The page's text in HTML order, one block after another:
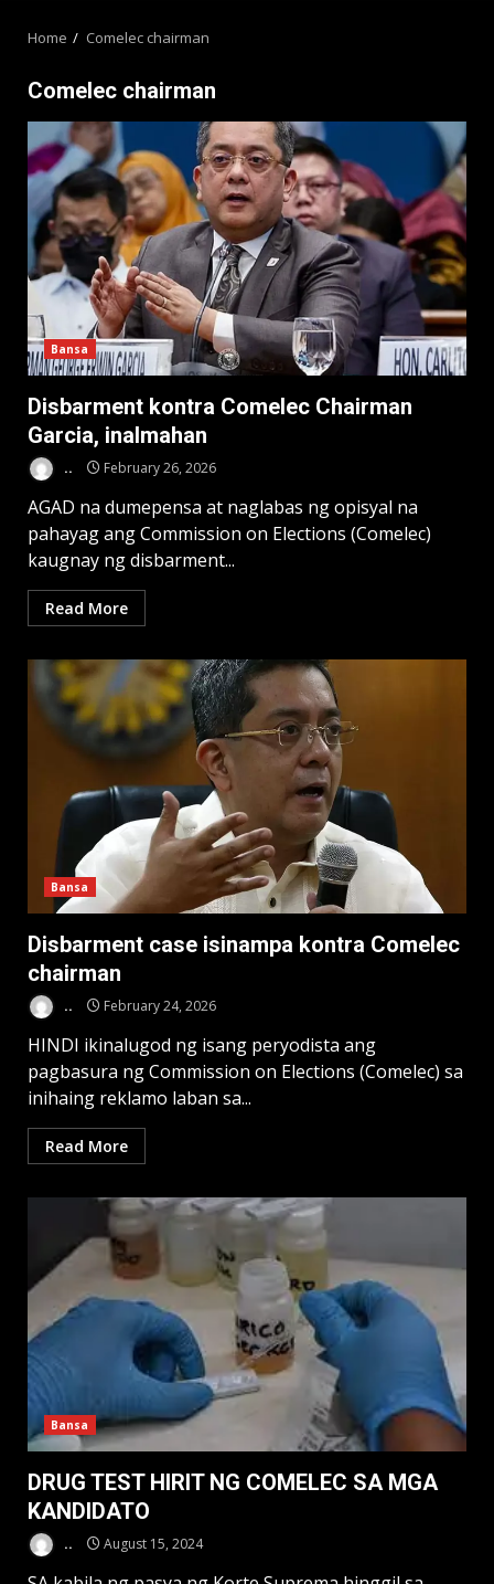
Home Comelec chairman
Comelec chairman
Bansa
Disbarment kontra Comelec Chairman
Garcia, inalmahan
.. February 26, 2026
AGAD na dumepensa at naglabas ng opisyal na
pahayag ang Commission on Elections (Comelec)
kaugnay ng disbarment...
Read More
Bansa
Disbarment case isinampa kontra Comelec
chairman
.. February 24, 2026
HINDI ikinalugod ng isang peryodista ang
pagbasura ng Commission on Elections (Comelec) sa
inihaing reklamo laban sa...
Read More
Bansa
DRUG TEST HIRIT NG COMELEC SA MGA
KANDIDATO
.. August 15, 2024